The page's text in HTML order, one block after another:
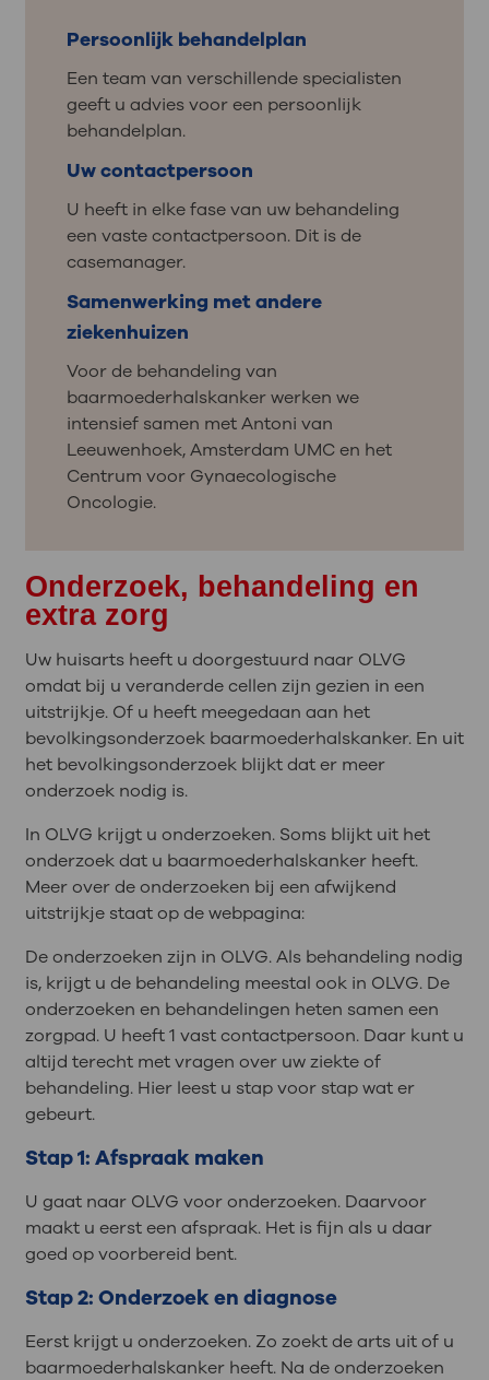
Persoonlijk behandelplan
Een team van verschillende specialisten
geeft u advies voor een persoonlijk
behandelplan.
Uw contactpersoon
U heeft in elke fase van uw behandeling
een vaste contactpersoon. Dit is de
casemanager.
Samenwerking met andere
ziekenhuizen
Voor de behandeling van
baarmoederhalskanker werken we
intensief samen met Antoni van
Leeuwenhoek, Amsterdam UMC en het
Centrum voor Gynaecologische
Oncologie.
Onderzoek, behandeling en
extra zorg
Uw huisarts heeft u doorgestuurd naar OLVG
omdat bij u veranderde cellen zijn gezien in een
uitstrijkje. Of u heeft meegedaan aan het
bevolkingsonderzoek baarmoederhalskanker. En uit
het bevolkingsonderzoek blijkt dat er meer
onderzoek nodig is.
In OLVG krijgt u onderzoeken. Soms blijkt uit het
onderzoek dat u baarmoederhalskanker heeft.
Meer over de onderzoeken bij een afwijkend
uitstrijkje staat op de webpagina:
De onderzoeken zijn in OLVG. Als behandeling nodig
is, krijgt u de behandeling meestal ook in OLVG. De
onderzoeken en behandelingen heten samen een
zorgpad. U heeft 1 vast contactpersoon. Daar kunt u
altijd terecht met vragen over uw ziekte of
behandeling. Hier leest u stap voor stap wat er
gebeurt.
Stap 1: Afspraak maken
U gaat naar OLVG voor onderzoeken. Daarvoor
maakt u eerst een afspraak. Het is fijn als u daar
goed op voorbereid bent.
Stap 2: Onderzoek en diagnose
Eerst krijgt u onderzoeken. Zo zoekt de arts uit of u
baarmoederhalskanker heeft. Na de onderzoeken